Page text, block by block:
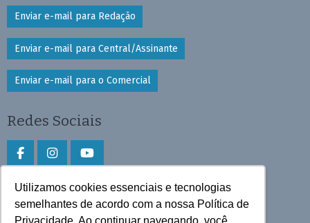
Utilizamos cookies essenciais e tecnologias
semelhantes de acordo com a nossa Política de
Privacidade. Ao continuar navegando, você
Enviar e-mail para Redação
Enviar e-mail para Central/Assinante
Enviar e-mail para o Comercial
Redes Sociais
Faça download do aplicativo